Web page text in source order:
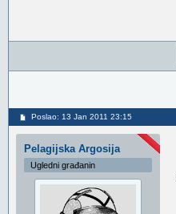
Poslao: 13 Jan 2011 23:15
Pelagijska Argosija
Ugledni građanin